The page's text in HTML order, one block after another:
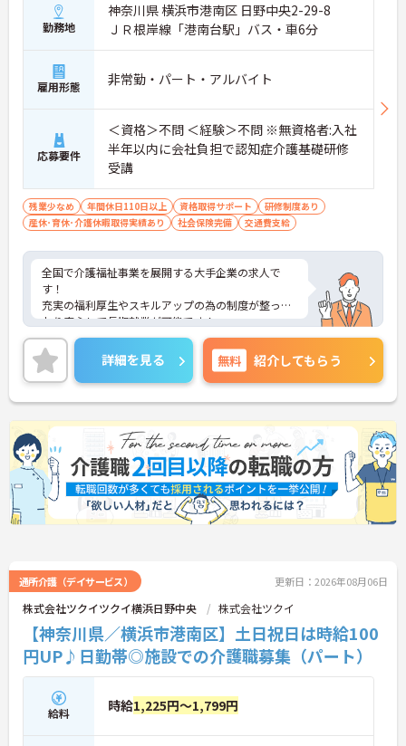
勤務地
神奈川県 横浜市港南区 日野中央2-29-8
ＪＲ根岸線「港南台駅」バス・車6分
雇用形態 非常勤・パート・アルバイト
応募要件
＜資格＞不問 ＜経験＞不問 ※無資格者:入社
半年以内に会社負担で認知症介護基礎研修
受講
残業少なめ 年間休日110日以上 資格取得サポート
研修制度あり
産休･育休･介護休暇取得実績あり
社会保険完備 交通費支給
全国で介護福祉事業を展開する大手企業の求人で
す！
充実の福利厚生やスキルアップの為の制度が整って
おり安心して長期就業が可能です！
ご興味ある方には、面接のポイントなど、さらに詳
細をお話致しますのでお気軽にご相談ください。
詳細を見る 無料 紹介してもらう
通所介護（デイサービス） 更新日：2026年08月06日
株式会社ツクイツクイ横浜日野中央 株式会社ツクイ
【神奈川県／横浜市港南区】土日祝日は時給100
円UP♪日勤帯◎施設での介護職募集（パート）
給料 時給1,225円～1,799円